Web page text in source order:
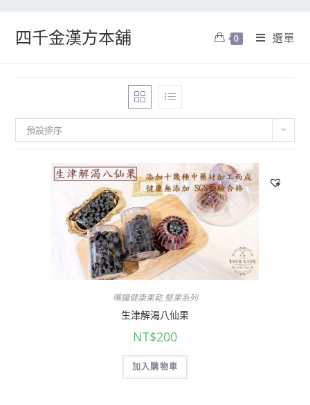
四千金漢方本舖 0 選單
預設排序
嘴饞健康果乾.堅果系列
生津解渴八仙果
NT$200
加入購物車